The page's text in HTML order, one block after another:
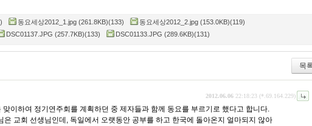
동요세상2012_1.jpg (261.8KB)(133)
동요세상2012_2.jpg (153.0KB)(119)
DSC01137.JPG (257.7KB)(133) DSC01133.JPG (289.6KB)(131)
목
2012.06.06 22:18:23 (*.69.164.229)
이하여 정기연주회를 계획하던 중 제자들과 함께 동요를 부르기로 했다고 합니다.
은 교회 선생님인데, 독일에서 오랫동안 공부를 하고 한국에 돌아온지 얼마되지 않아